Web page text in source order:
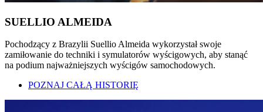
SUELLIO ALMEIDA
Pochodzący z Brazylii Suellio Almeida wykorzystał swoje
zamiłowanie do techniki i symulatorów wyścigowych, aby stanąć
na podium najważniejszych wyścigów samochodowych.
POZNAJ CAŁĄ HISTORIĘ